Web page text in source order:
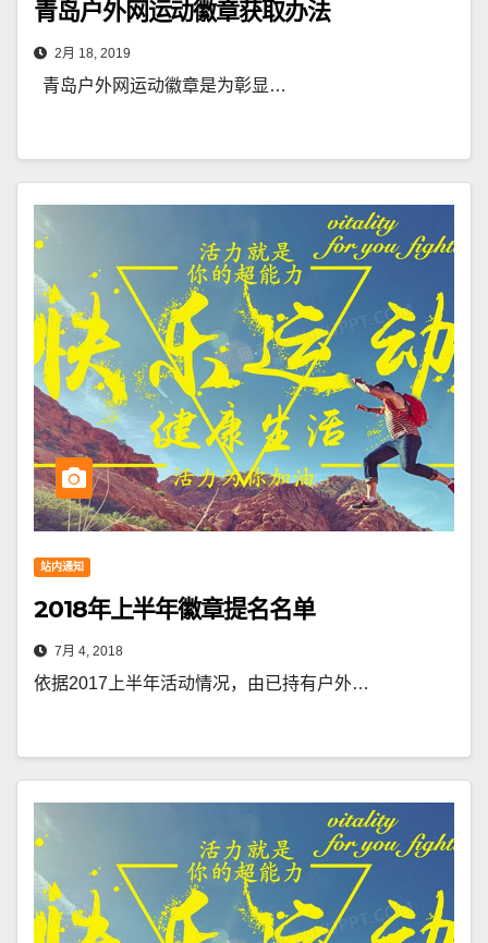
青岛户外网运动徽章获取办法
2月 18, 2019
青岛户外网运动徽章是为彰显…
站内通知
2018年上半年徽章提名名单
7月 4, 2018
依据2017上半年活动情况，由已持有户外…